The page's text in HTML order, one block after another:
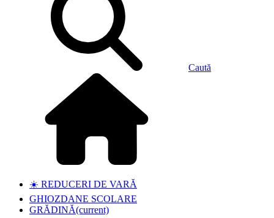
Caută
☀️ REDUCERI DE VARĂ
GHIOZDANE SCOLARE
GRĂDINĂ(current)